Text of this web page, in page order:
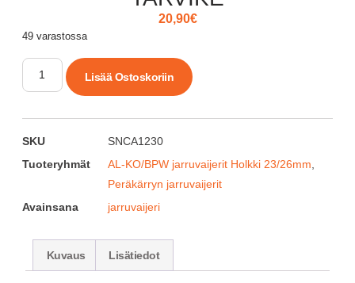
20,90€
49 varastossa
Lisää Ostoskoriin
SKU
SNCA1230
Tuoteryhmät
AL-KO/BPW jarruvaijerit Holkki 23/26mm
Peräkärryn jarruvaijerit
Avainsana
jarruvaijeri
Kuvaus Lisätiedot